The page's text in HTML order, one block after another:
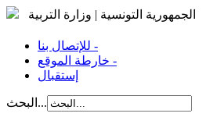
الجمهورية التونسية | وزارة التربية
للإتصال بنا -
خارطة الموقع -
إستقبال
البحث...